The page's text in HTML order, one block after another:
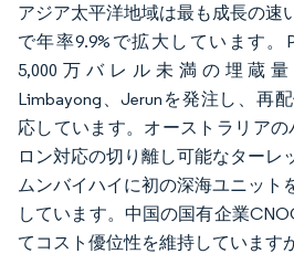
アジア太平洋地域は最も成長の速
で年率9.9%で拡大しています。
5,000万バレル未満の埋蔵量
Limbayong、Jerunを発注し、再
応しています。オーストラリアの
ロン対応の切り離し可能なターレ
ムンバイハイに初の深海ユニット
しています。中国の国有企業
てコスト優位性を維持しています